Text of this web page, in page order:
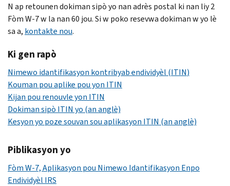
N ap retounen dokiman sipò yo nan adrès postal ki nan liy 2
FòmW-7 w la nan 60 jou. Si w poko resevwa dokiman w yo lè
sa a, kontakte nou.
Ki gen rapò
Nimewo idantifikasyon kontribyab endividyèl (ITIN)
Kouman pou aplike pou yon ITIN
Kijan pou renouvle yon ITIN
Dokiman sipò ITIN yo (an anglè)
Kesyon yo poze souvan sou aplikasyon ITIN (an anglè)
Piblikasyon yo
Fòm W-7, Aplikasyon pou Nimewo Idantifikasyon Enpo
Endividyèl IRS